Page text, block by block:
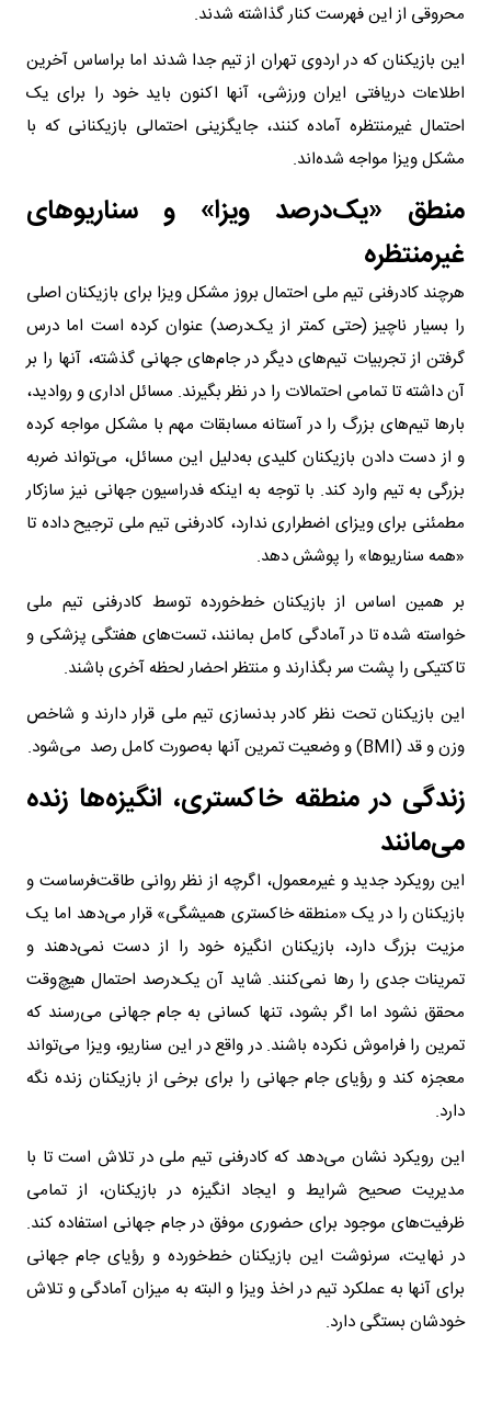
محروقی از این فهرست کنار گذاشته شدند.
این بازیکنان که در اردوی تهران از تیم جدا شدند اما براساس آخرین
اطلاعات دریافتی ایران ورزشی، آنها اکنون باید خود را برای یک
احتمال غیرمنتظره آماده کنند، جایگزینی احتمالی بازیکنانی که با
مشکل ویزا مواجه شده‌اند.
منطق «یک‌درصد ویزا» و سناریوهای
غیرمنتظره
هرچند کادرفنی تیم ملی احتمال بروز مشکل ویزا برای بازیکنان اصلی
را بسیار ناچیز (حتی کمتر از یک‌درصد) عنوان کرده است اما درس
گرفتن از تجربیات تیم‌های دیگر در جام‌های جهانی گذشته، آنها را بر
آن داشته تا تمامی احتمالات را در نظر بگیرند. مسائل اداری و روادید،
بارها تیم‌های بزرگ را در آستانه مسابقات مهم با مشکل مواجه کرده
و از دست دادن بازیکنان کلیدی به‌دلیل این مسائل، می‌تواند ضربه
بزرگی به تیم وارد کند. با توجه به اینکه فدراسیون جهانی نیز سازکار
مطمئنی برای ویزای اضطراری ندارد، کادرفنی تیم ملی ترجیح داده تا
«همه سناریوها» را پوشش دهد.
بر همین اساس از بازیکنان خط‌‌خورده توسط کادرفنی تیم ملی
خواسته شده تا در آمادگی کامل بمانند، تست‌های هفتگی پزشکی و
تاکتیکی را پشت سر بگذارند و منتظر احضار لحظه آخری باشند.
این بازیکنان تحت نظر کادر بدنسازی تیم ملی قرار دارند و شاخص
وزن و قد (BMI) و وضعیت تمرین آنها به‌صورت کامل رصد می‌شود.
زندگی در منطقه خاکستری، انگیزه‌ها زنده
می‌مانند
این رویکرد جدید و غیرمعمول، اگرچه از نظر روانی طاقت‌فرساست و
بازیکنان را در یک «منطقه خاکستری همیشگی» قرار می‌دهد اما یک
مزیت بزرگ دارد، بازیکنان انگیزه خود را از دست نمی‌دهند و
تمرینات جدی را رها نمی‌کنند. شاید آن یک‌درصد احتمال هیچ‌وقت
محقق نشود اما اگر بشود، تنها کسانی به جام جهانی می‌رسند که
تمرین را فراموش نکرده باشند. در واقع در این سناریو، ویزا می‌تواند
معجزه کند و رؤیای جام جهانی را برای برخی از بازیکنان زنده نگه
دارد.
این رویکرد نشان می‌دهد که کادرفنی تیم ملی در تلاش است تا با
مدیریت صحیح شرایط و ایجاد انگیزه در بازیکنان، از تمامی
ظرفیت‌های موجود برای حضوری موفق در جام جهانی استفاده کند.
در نهایت، سرنوشت این بازیکنان خط‌خورده و رؤیای جام جهانی
برای آنها به عملکرد تیم در اخذ ویزا و البته به میزان آمادگی و تلاش
خودشان بستگی دارد.